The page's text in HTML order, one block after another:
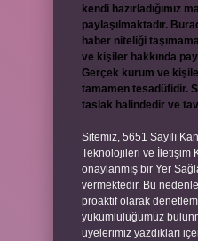
kendi hazırladığımız
paylaşılmaktadır.
haber niteliği
ve kişiler hakkında
Gerçek kurum ve
tamamen tesadüfidir.
taslak halindedir ve
Sitemiz, 5651 Sayılı
Teknolojileri ve İletişim
onaylanmış bir Yer
vermektedir. Bu
proaktif olarak
yükümlülüğümüz
üyelerimiz yazdıkları